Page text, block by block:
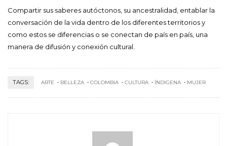
Compartir sus saberes autóctonos, su ancestralidad, entablar la
conversación de la vida dentro de los diferentes territorios y
como estos se diferencias o se conectan de país en país, una
manera de difusión y conexión cultural.
TAGS: ARTE BELLEZA COLOMBIA CULTURA ÍNDIGENA MUJER